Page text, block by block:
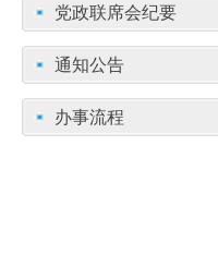
党政联席会纪要
通知公告
办事流程